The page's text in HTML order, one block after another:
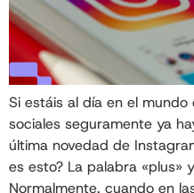
Si estáis al día en el
sociales seguramente ya
última novedad de
es esto? La palabra «plus»
Normalmente, cuando en